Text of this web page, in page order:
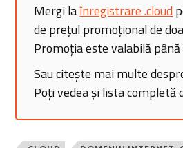
Mergi laînregistrare .cloud
de prețul promoțional de
Promoția este valabilă
Sau citește mai multe
Poți vedea și lista completă